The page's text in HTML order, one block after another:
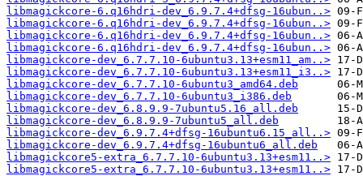
libmagickcore-6.q16hdri-dev_6.9.7.4+dfsg-16ubun..>
libmagickcore-6.q16hdri-dev_6.9.7.4+dfsg-16ubun..>
libmagickcore-6.q16hdri-dev_6.9.7.4+dfsg-16ubun..>
libmagickcore-6.q16hdri-dev_6.9.7.4+dfsg-16ubun..>
libmagickcore-dev_6.7.7.10-6ubuntu3.13+esm11_am..>
libmagickcore-dev_6.7.7.10-6ubuntu3.13+esm11_i3..>
libmagickcore-dev_6.7.7.10-6ubuntu3_amd64.deb
libmagickcore-dev_6.7.7.10-6ubuntu3_i386.deb
libmagickcore-dev_6.8.9.9-7ubuntu5.16_all.deb
libmagickcore-dev_6.8.9.9-7ubuntu5_all.deb
libmagickcore-dev_6.9.7.4+dfsg-16ubuntu6.15_all..>
libmagickcore-dev_6.9.7.4+dfsg-16ubuntu6_all.deb
libmagickcore5-extra_6.7.7.10-6ubuntu3.13+esm11..>
libmagickcore5-extra_6.7.7.10-6ubuntu3.13+esm11..>